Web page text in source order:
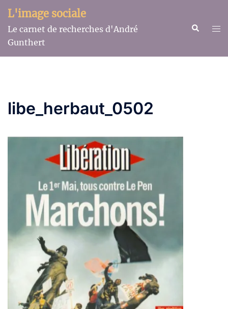
Aller
au
contenu
L'image sociale
Le carnet de recherches d'André
Gunthert
libe_herbaut_0502